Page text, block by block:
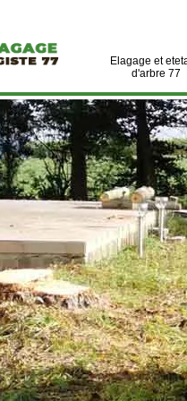
Elagage et
d'arbre 77